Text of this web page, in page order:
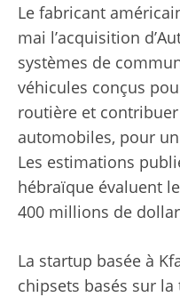
Le fabricant
mai l’acquisition
systèmes de
véhicules conçus
routière et
automobiles, pour
Les estimations
hébraïque évaluent
400 millions de
La startup basée à
chipsets basés sur